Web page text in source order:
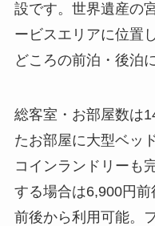
設です。世界遺産の
ービスエリアに位置
どころの前泊・後泊
総客室・お部屋数は
たお部屋に大型ベッ
コインランドリーも
する場合は6,900円
前後から利用可能。